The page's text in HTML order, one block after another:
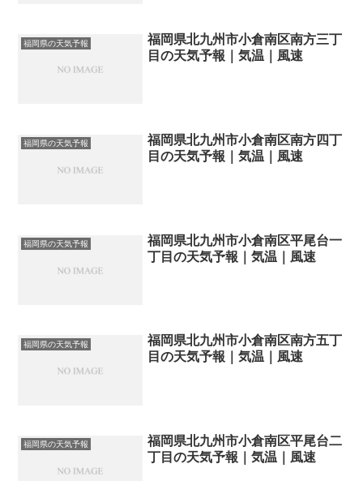
福岡県の天気予報
福岡県北九州市小倉南区南方三丁
目の天気予報｜気温｜風速
福岡県の天気予報
福岡県北九州市小倉南区南方四丁
目の天気予報｜気温｜風速
福岡県の天気予報
福岡県北九州市小倉南区平尾台一
丁目の天気予報｜気温｜風速
福岡県の天気予報
福岡県北九州市小倉南区南方五丁
目の天気予報｜気温｜風速
福岡県の天気予報
福岡県北九州市小倉南区平尾台二
丁目の天気予報｜気温｜風速